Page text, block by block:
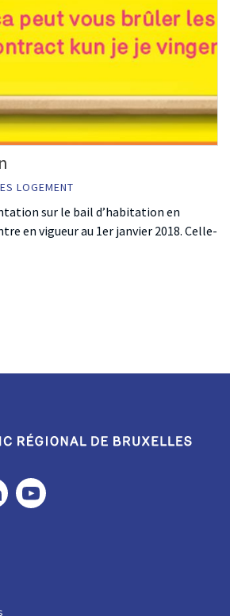
LOGEMENT
sur le bail d’habitation en
en vigueur au 1er janvier 2018. Celle-
LinkedInYouTube